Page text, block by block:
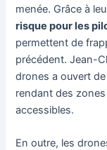
menée. Grâce à
risque pour les
permettent de
précédent. Jean-
drones a ouvert
rendant des
accessibles.
En outre, les